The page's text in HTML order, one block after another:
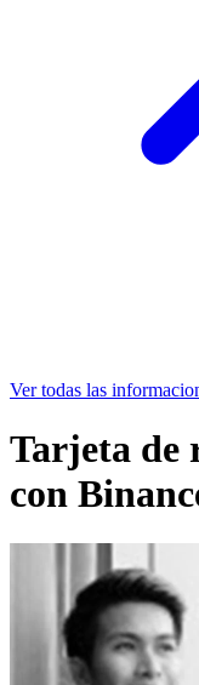
Ver todas las
Tarjeta de
con